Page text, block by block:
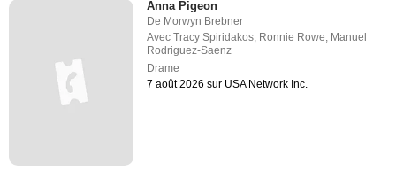
Anna Pigeon
De Morwyn Brebner
AvecTracy Spiridakos, Ronnie Rowe, Manuel
Rodriguez-Saenz
Drame
7 août 2026 sur USA Network Inc.